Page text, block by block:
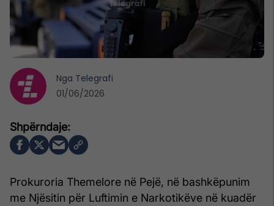
Prokuroria Themelore në Pejë, në bashkëpunim
me Njësitin për Luftimin e Narkotikëve në kuadër
Nga Telegrafi
01/06/2026